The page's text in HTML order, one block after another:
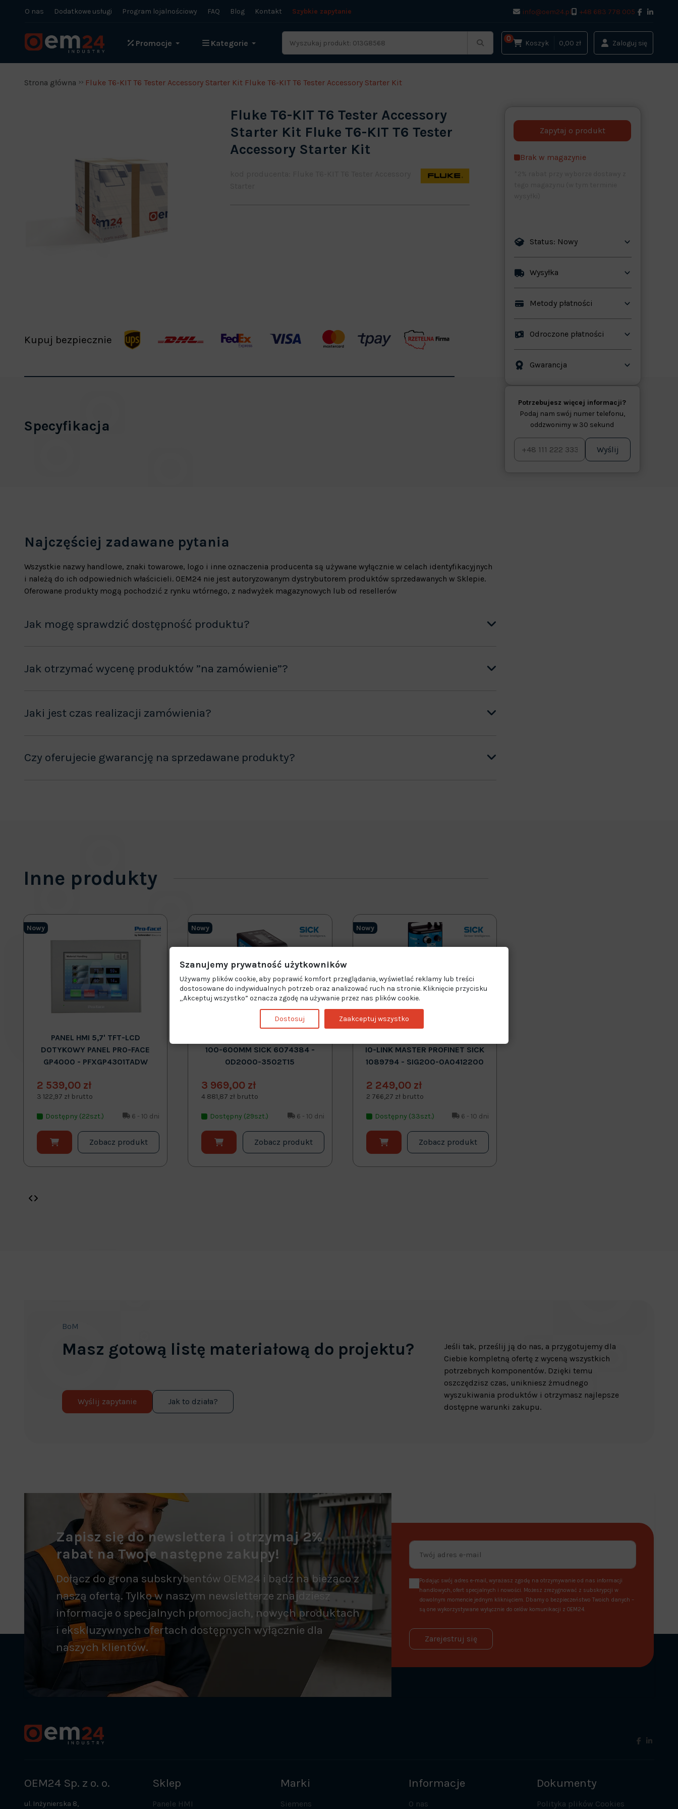
O nas Dodatkowe usługi Program lojalnościowy FAQ Blog Kontakt Szybkie zapytanie info@oem24.pl +48 683 778 005
Promocje Kategorie 0
Koszyk 0,00 zł Zaloguj się
Strona główna Fluke T6-KIT T6 Tester Accessory Starter Kit Fluke T6-KIT T6 Tester Accessory Starter Kit
Fluke T6-KIT T6 Tester Accessory
Starter Kit Fluke T6-KIT T6 Tester
Accessory Starter Kit
Kupuj bezpiecznie
Brak w magazynie
Status: Nowy
Wysyłka
Metody płatności
Odroczone płatności
Gwarancja
Potrzebujesz więcej informacji?
Podaj nam swój numer telefonu,
oddzwonimy w 30 sekund
Wyślij
Specyfikacja
Najczęściej zadawane pytania
Wszystkie nazwy handlowe, znaki towarowe, logo i inne oznaczenia producenta są używane wyłącznie w celach identyfikacyjnych
i należą do ich odpowiednich właścicieli. OEM24 nie jest autoryzowanym dystrybutorem produktów sprzedawanych w Sklepie.
Oferowane produkty mogą pochodzić z rynku wtórnego, z nadwyżek magazynowych lub od resellerów
Jak mogę sprawdzić dostępność produktu?
Jak otrzymać wycenę produktów ”na zamówienie”?
Jaki jest czas realizacji zamówienia?
Czy oferujecie gwarancję na sprzedawane produkty?
Inne produkty
Nowy
PANEL HMI 5,7' TFT-LCD
DOTYKOWY PANEL PRO-FACE
GP4000 - PFXGP4301TADW
2 539,00 zł
3 122,97 zł brutto
Dostępny (22szt.) 6 - 10 dni
Zobacz produkt
Nowy
100-600MM SICK 6074384 -
OD2000-3502T15
3 969,00 zł
4 881,87 zł brutto
Dostępny (29szt.) 6 - 10 dni
Zobacz produkt
Nowy
IO-LINK MASTER PROFINET SICK
1089794 - SIG200-0A0412200
2 249,00 zł
2 766,27 zł brutto
Dostępny (33szt.) 6 - 10 dni
Zobacz produkt
BoM
Masz gotową listę materiałową do projektu?
Wyślij zapytanie Jak to działa?
Jeśli tak, prześlij ją do nas, a przygotujemy dla
Ciebie kompletną ofertę z wyceną wszystkich
potrzebnych komponentów. Dzięki temu
oszczędzisz czas, unikniesz żmudnego
wyszukiwania produktów i otrzymasz najlepsze
dostępne warunki zakupu.
Zapisz się do newslettera i otrzymaj 2%
rabat na Twoje następne zakupy!
Dołącz do grona subskrybentów OEM24 i bądź na bieżąco z
naszą ofertą. Tylko w naszym newsletterze znajdziesz
informacje o specjalnych promocjach, nowych produktach
i ekskluzywnych ofertach dostępnych wyłącznie dla
naszych klientów.
Podając swój adres e-mail, wyrażasz zgodę na otrzymywanie od nas informacji
handlowych, ofert specjalnych i nowości. Możesz zrezygnować z subskrypcji w
dowolnym momencie jednym kliknięciem. Dbamy o bezpieczeństwo Twoich danych –
są one wykorzystywane wyłącznie do celów komunikacji z OEM24.
Zarejestruj się
OEM24 Sp. z o. o.
ul. Inżynierska 8,
Sklep
Panele HMI
Marki
Siemens
Informacje
O nas
Dokumenty
Polityka plików Cookies
Szanujemy prywatność użytkowników
Używamy plików cookie, aby poprawić komfort przeglądania, wyświetlać reklamy lub treści
dostosowane do indywidualnych potrzeb oraz analizować ruch na stronie. Kliknięcie przycisku
„Akceptuj wszystko” oznacza zgodę na używanie przez nas plików cookie.
Dostosuj Zaakceptuj wszystko